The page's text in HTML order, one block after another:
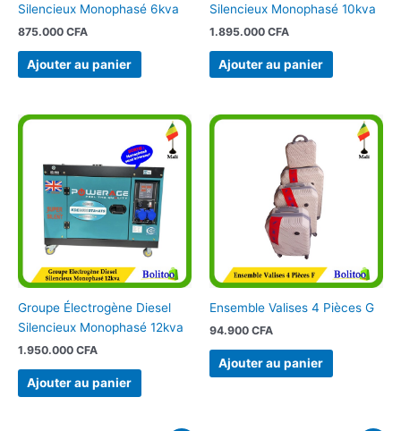
Silencieux Monophasé 6kva
875.000 CFA
Ajouter au panier
Silencieux Monophasé 10kva
1.895.000 CFA
Ajouter au panier
Groupe Électrogène Diesel
Silencieux Monophasé 12kva
1.950.000 CFA
Ajouter au panier
Ensemble Valises 4 Pièces G
94.900 CFA
Ajouter au panier